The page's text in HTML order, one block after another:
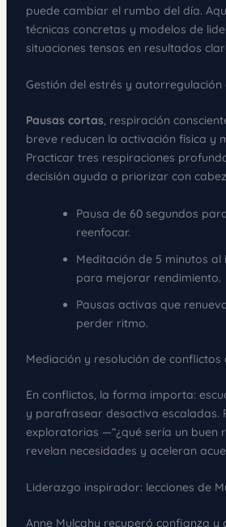
puede cambiar el rumbo del día.
técnicas concretas y modelos de
situaciones tensas en resultados
Gestión del estrés y
Pausas cortas, respiración
breve reducen la activación física y
Practicar tres respiraciones
decisión ayuda a priorizar con
Pausa de 60 segundos
reenfocar.
Meditación de 5 minutos al
para mejorar rendimiento.
Pausas activas que
perder ritmo.
Mediación y resolución de conflictos
En conflictos, la forma importa:
y parafrasear desactiva escaladas.
exploratorias —“¿qué sería un buen
revelan necesidades y aceleran
Liderazgo inspirador: lecciones de
Anne Mulcahy recuperó confianza y